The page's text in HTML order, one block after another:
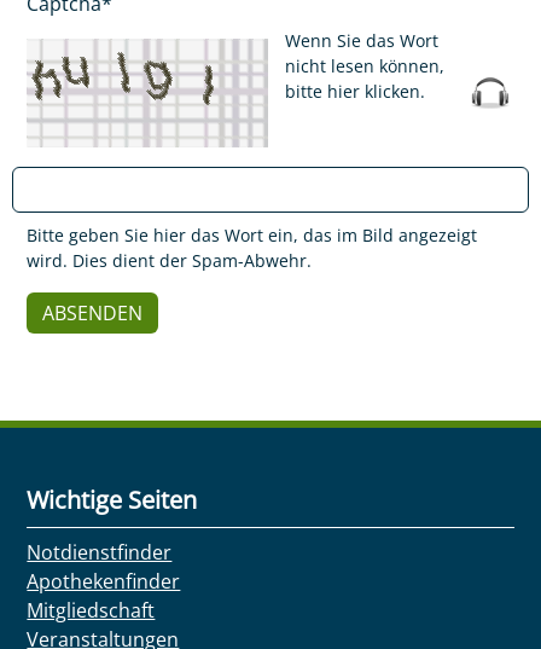
Wenn Sie das Wort
nicht lesen können,
bitte hier klicken.
Bitte geben Sie hier das Wort ein, das im Bild angezeigt
wird. Dies dient der Spam-Abwehr.
Wichtige Seiten
Notdienstfinder
Apothekenfinder
Mitgliedschaft
Veranstaltungen